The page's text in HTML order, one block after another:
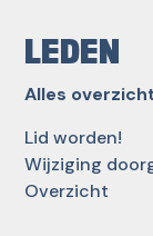
LEDEN
Alles
Lid worden!
Wijziging
Overzicht